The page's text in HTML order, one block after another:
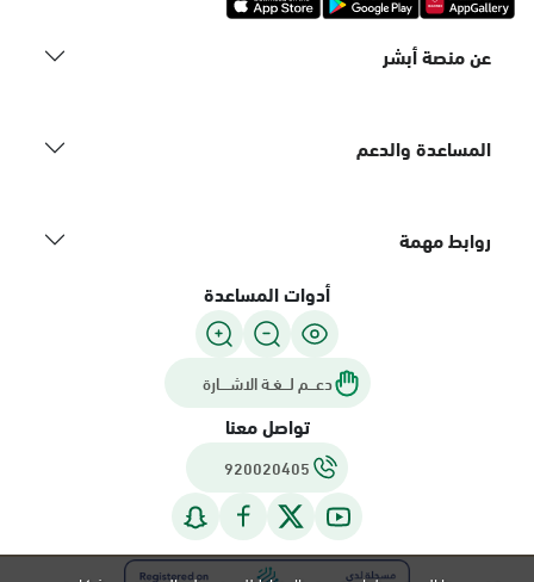
عن منصة أبشر
المساعدة والدعم
روابط مهمة
أدوات المساعدة
دعـــم لـــغـة الاشــــارة
تواصل معنا
920020405